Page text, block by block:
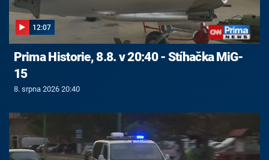
12:07
Prima Historie, 8.8. v 20:40 - Stíhačka MiG-
15
8. srpna 2026 20:40